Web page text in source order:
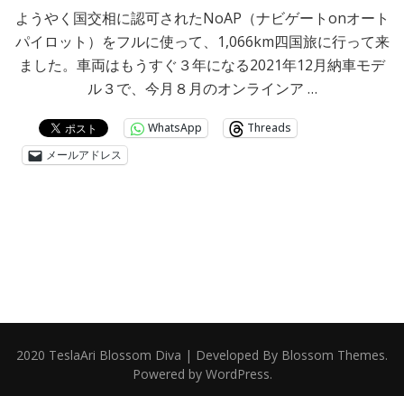
ようやく国交相に認可されたNoAP（ナビゲートonオート
パイロット）をフルに使って、1,066km四国旅に行って来
ました。車両はもうすぐ３年になる2021年12月納車モデ
ル３で、今月８月のオンラインア …
WhatsApp
Threads
メールアドレス
2020 TeslaAri Blossom Diva | Developed By Blossom Themes.
Powered by WordPress.